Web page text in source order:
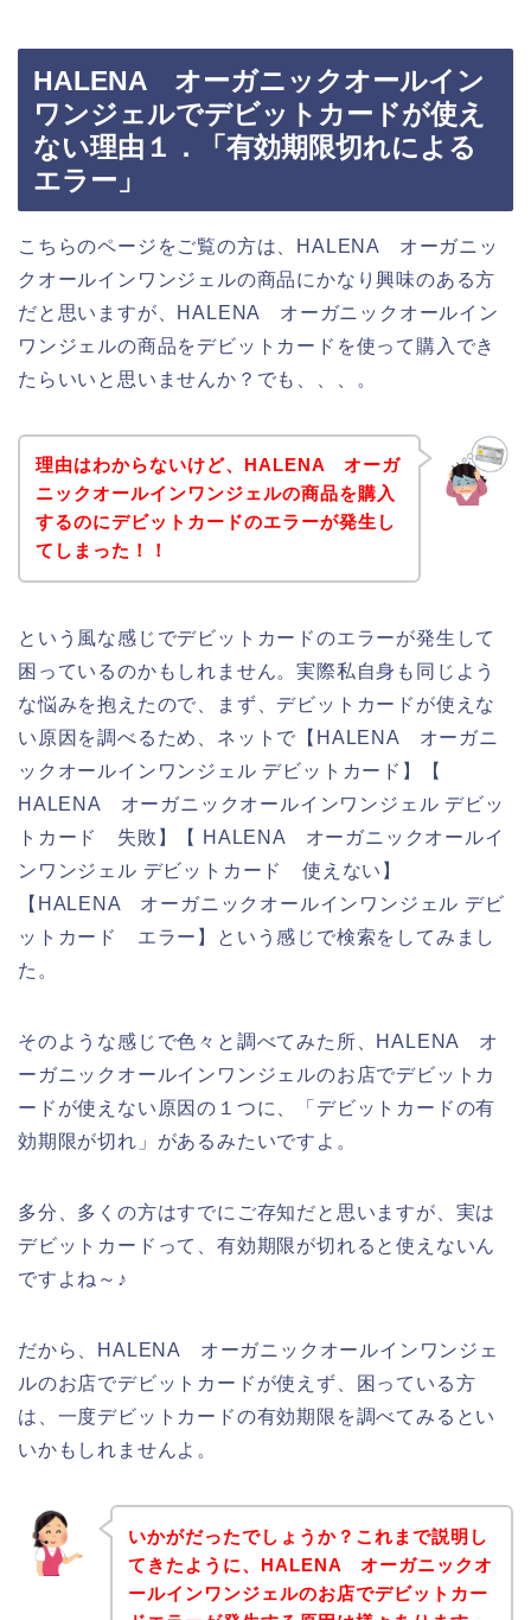
HALENA オーガニックオールイン
ワンジェルでデビットカードが使え
ない理由１．「有効期限切れによる
エラー」
こちらのページをご覧の方は、HALENA オーガニッ
クオールインワンジェルの商品にかなり興味のある方
だと思いますが、HALENA オーガニックオールイン
ワンジェルの商品をデビットカードを使って購入でき
たらいいと思いませんか？でも、、、。
理由はわからないけど、HALENA オーガ
ニックオールインワンジェルの商品を購入
するのにデビットカードのエラーが発生し
てしまった！！
という風な感じでデビットカードのエラーが発生して
困っているのかもしれません。実際私自身も同じよう
な悩みを抱えたので、まず、デビットカードが使えな
い原因を調べるため、ネットで【HALENA オーガニ
ックオールインワンジェル デビットカード】【
HALENA オーガニックオールインワンジェル デビッ
トカード 失敗】【 HALENA オーガニックオールイ
ンワンジェル デビットカード 使えない】
【HALENA オーガニックオールインワンジェル デビ
ットカード エラー】という感じで検索をしてみまし
た。
そのような感じで色々と調べてみた所、HALENA オ
ーガニックオールインワンジェルのお店でデビットカ
ードが使えない原因の１つに、「デビットカードの有
効期限が切れ」があるみたいですよ。
多分、多くの方はすでにご存知だと思いますが、実は
デビットカードって、有効期限が切れると使えないん
ですよね～♪
だから、HALENA オーガニックオールインワンジェ
ルのお店でデビットカードが使えず、困っている方
は、一度デビットカードの有効期限を調べてみるとい
いかもしれませんよ。
いかがだったでしょうか？これまで説明し
てきたように、HALENA オーガニックオ
ールインワンジェルのお店でデビットカー